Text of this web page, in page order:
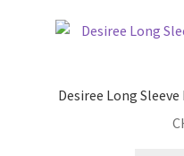
Desiree Long